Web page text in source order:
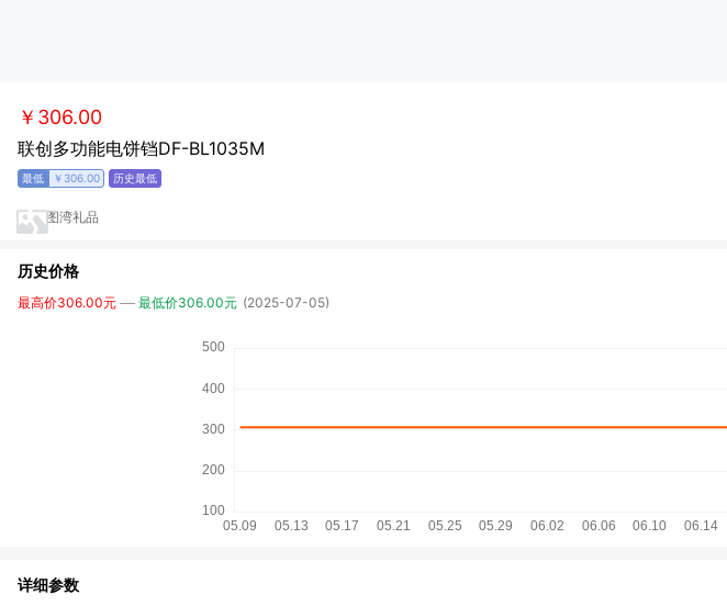
￥306.00
联创多功能电饼铛DF-BL1035M
￥306.00
图湾礼品
历史价格
最高价306.00元 最低价306.00元 (2025-07-05)
详细参数